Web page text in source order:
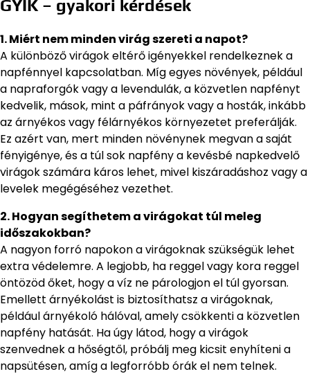
GYIK – gyakori kérdések
1. Miért nem minden virág szereti a napot?
A különböző virágok eltérő igényekkel rendelkeznek a
napfénnyel kapcsolatban. Míg egyes növények, például
a napraforgók vagy a levendulák, a közvetlen napfényt
kedvelik, mások, mint a páfrányok vagy a hosták, inkább
az árnyékos vagy félárnyékos környezetet preferálják.
Ez azért van, mert minden növénynek megvan a saját
fényigénye, és a túl sok napfény a kevésbé napkedvelő
virágok számára káros lehet, mivel kiszáradáshoz vagy a
levelek megégéséhez vezethet.
2. Hogyan segíthetem a virágokat túl meleg
időszakokban?
A nagyon forró napokon a virágoknak szükségük lehet
extra védelemre. A legjobb, ha reggel vagy kora reggel
öntözöd őket, hogy a víz ne párologjon el túl gyorsan.
Emellett árnyékolást is biztosíthatsz a virágoknak,
például árnyékoló hálóval, amely csökkenti a közvetlen
napfény hatását. Ha úgy látod, hogy a virágok
szenvednek a hőségtől, próbálj meg kicsit enyhíteni a
napsütésen, amíg a legforróbb órák el nem telnek.